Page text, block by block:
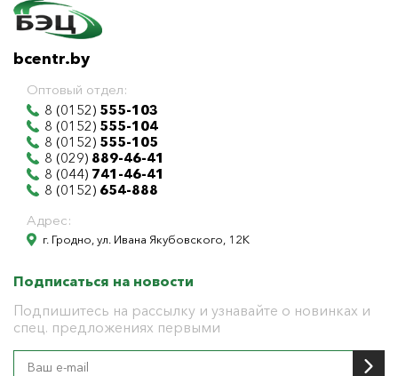
bcentr.by
Оптовый отдел:
8 (0152) 555-103
8 (0152) 555-104
8 (0152) 555-105
8 (029) 889-46-41
8 (044) 741-46-41
8 (0152) 654-888
Адрес:
г. Гродно, ул. Ивана Якубовского, 12К
Подписаться на новости
Подпишитесь на рассылку и узнавайте о новинках и
спец. предложениях первыми